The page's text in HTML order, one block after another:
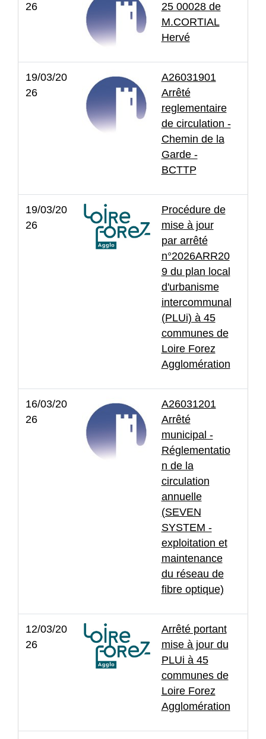
26
25 00028 de
M.CORTIAL
Hervé
19/03/20
26
A26031901
Arrêté
reglementaire
de circulation -
Chemin de la
Garde -
BCTTP
19/03/20
26
Procédure de
mise à jour
par arrêté
n°2026ARR20
9 du plan local
d'urbanisme
intercommunal
(PLUi) à 45
communes de
Loire Forez
Agglomération
16/03/20
26
A26031201
Arrêté
municipal -
Réglementatio
n de la
circulation
annuelle
(SEVEN
SYSTEM -
exploitation et
maintenance
du réseau de
fibre optique)
12/03/20
26
Arrêté portant
mise à jour du
PLUi à 45
communes de
Loire Forez
Agglomération